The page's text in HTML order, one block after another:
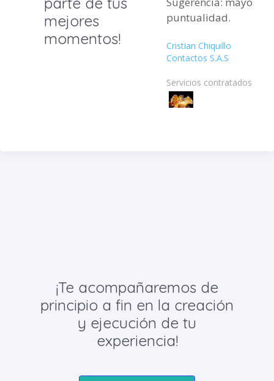
mejores
momentos!
puntualidad.
Cristian Chiquillo
Contactos S.A.S
Servicios contratados:
¡Te acompañaremos de
principio a fin en la creación
y ejecución de tu
experiencia!